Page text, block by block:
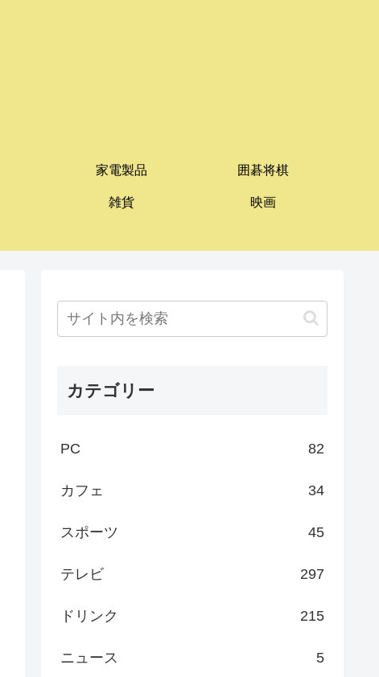
家電製品 囲碁将棋
雑貨 映画
カテゴリー
PC 82
カフェ 34
スポーツ 45
テレビ 297
ドリンク 215
ニュース 5